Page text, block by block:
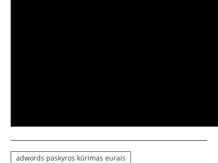
adwords paskyros kūrimas eurais